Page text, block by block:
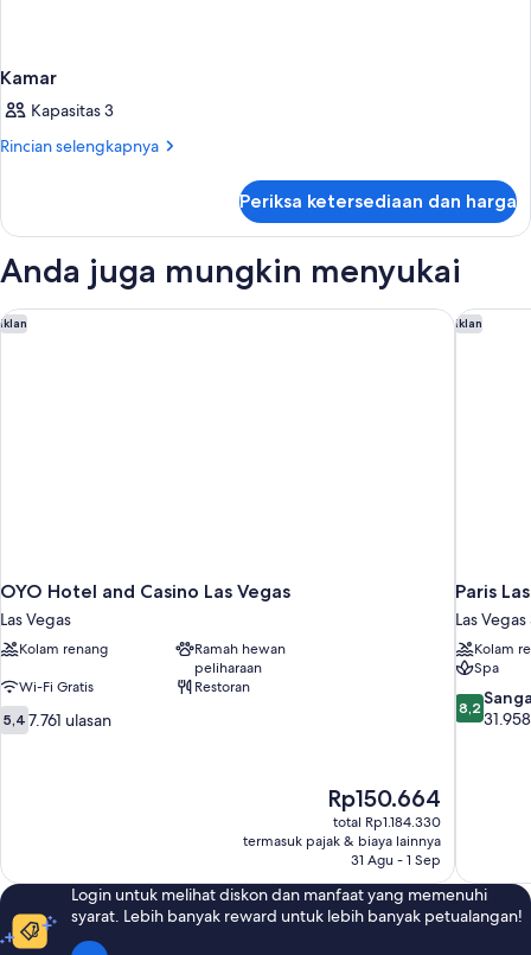
Kamar
Kapasitas 3
Rincian selengkapnya
Rincian
Kamar
Periksa ketersediaan dan harga
Anda juga mungkin menyukai
Iklan
OYO Hotel and Casino Las Vegas
Las Vegas
Kolam renang
Ramah hewan
peliharaan
Wi-Fi Gratis
Restoran
5.4
dari
5,4 7.761 ulasan
Harga
sekarang
Rp150.664
Rp150.664
total Rp1.184.330
termasuk pajak & biaya lainnya
31 Agu - 1 Sep
OYO Hotel and Casino Las Vegas Iklan
Paris
Las
Kolam
Spa
8.2
dari
8,2
Paris
Login untuk melihat diskon dan manfaat yang memenuhi
syarat. Lebih banyak reward untuk lebih banyak petualangan!